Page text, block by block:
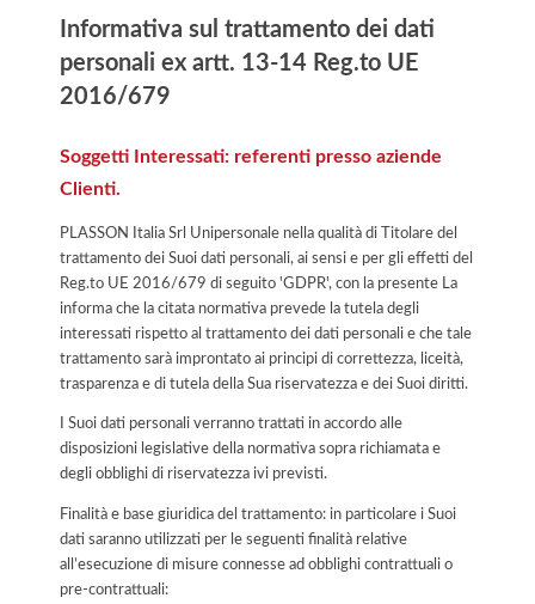
Informativa sul trattamento dei dati
personali ex artt. 13-14 Reg.to UE
2016/679
Soggetti Interessati: referenti presso aziende
Clienti.
PLASSON Italia Srl Unipersonale nella qualità di Titolare del
trattamento dei Suoi dati personali, ai sensi e per gli effetti del
Reg.to UE 2016/679 di seguito 'GDPR', con la presente La
informa che la citata normativa prevede la tutela degli
interessati rispetto al trattamento dei dati personali e che tale
trattamento sarà improntato ai principi di correttezza, liceità,
trasparenza e di tutela della Sua riservatezza e dei Suoi diritti.
I Suoi dati personali verranno trattati in accordo alle
disposizioni legislative della normativa sopra richiamata e
degli obblighi di riservatezza ivi previsti.
Finalità e base giuridica del trattamento: in particolare i Suoi
dati saranno utilizzati per le seguenti finalità relative
all’esecuzione di misure connesse ad obblighi contrattuali o
pre-contrattuali: